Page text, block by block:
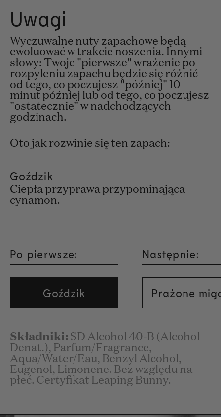
Uwagi
Wyczuwalne nuty zapachowe będą
ewoluować w trakcie noszenia. Innymi
słowy: Twoje "pierwsze" wrażenie po
rozpyleniu zapachu będzie się różnić
od tego, co poczujesz "później" 10
minut później lub od tego, co poczujesz
"ostatecznie" w nadchodzących
godzinach.
Oto jak rozwinie się ten zapach:
Goździk
Ciepła przyprawa przypominająca
cynamon.
Po pierwsze:
Goździk
Następnie:
Prażone
Składniki: SD Alcohol 40-B (Alcohol
Denat.), Parfum/Fragrance,
Aqua/Water/Eau, Benzyl Alcohol,
Eugenol, Limonene. Bez względu na
płeć. Certyfikat Leaping Bunny.